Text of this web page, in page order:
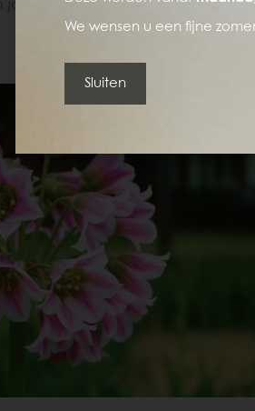
jouw prachtige tuin.
We wensen u een fijne
Sluiten